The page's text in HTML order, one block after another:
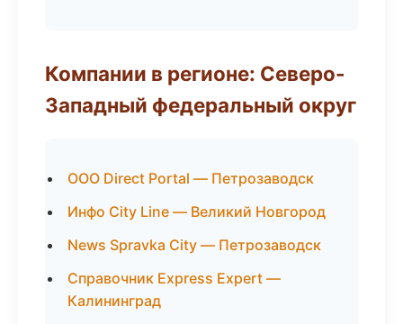
Компании в регионе: Северо-
Западный федеральный округ
ООО Direct Portal — Петрозаводск
Инфо City Line — Великий Новгород
News Spravka City — Петрозаводск
Справочник Express Expert —
Калининград